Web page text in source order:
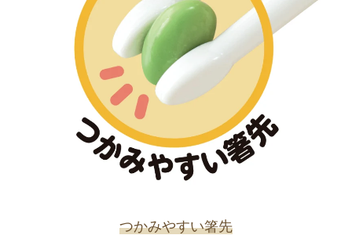
つかみやすい箸先